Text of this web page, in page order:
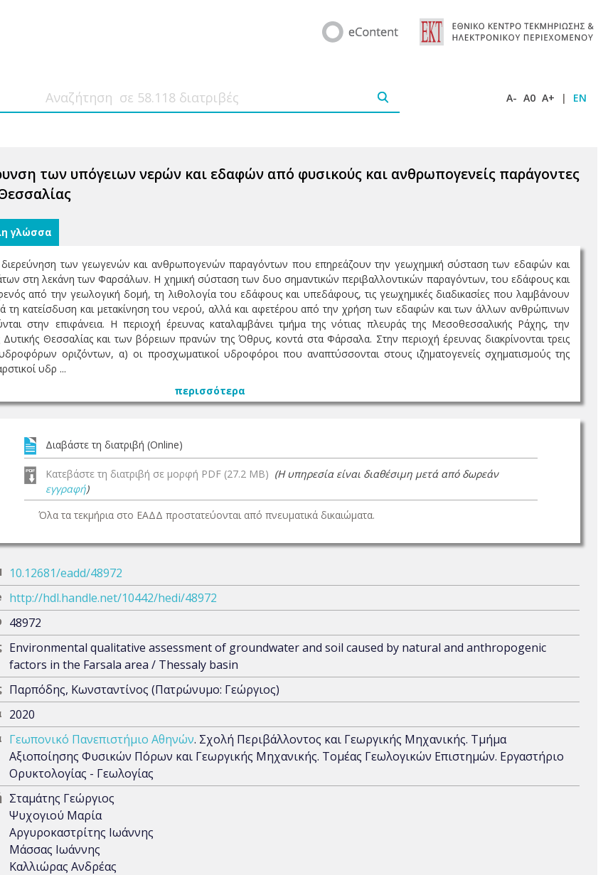
A- A0 A+ | EN
των υπόγειων νερών και εδαφών από φυσικούς και ανθρωπογενείς παράγοντες
γλώσσα
διερεύνηση των γεωγενών και ανθρωπογενών παραγόντων που επηρεάζουν την γεωχημική σύσταση των εδαφών και
στη λεκάνη των Φαρσάλων. Η χημική σύσταση των δυο σημαντικών περιβαλλοντικών παραγόντων, του εδάφους και
από την γεωλογική δομή, τη λιθολογία του εδάφους και υπεδάφους, τις γεωχημικές διαδικασίες που λαμβάνουν
τη κατείσδυση και μετακίνηση του νερού, αλλά και αφετέρου από την χρήση των εδαφών και των άλλων ανθρώπινων
στην επιφάνεια. Η περιοχή έρευνας καταλαμβάνει τμήμα της νότιας πλευράς της Μεσοθεσσαλικής Ράχης, την
Θεσσαλίας και των βόρειων πρανών της Όθρυς, κοντά στα Φάρσαλα. Στην περιοχή έρευνας διακρίνονται τρεις
οριζόντων, α) οι προσχωµατικοί υδροφόροι που αναπτύσσονται στους ιζηματογενείς σχηματισμούς της
υδρ ...
περισσότερα
Διαβάστε τη διατριβή (Online)
Κατεβάστε τη διατριβή σε μορφή PDF (27.2 MB) (Η υπηρεσία είναι διαθέσιμη μετά από δωρεάν
εγγραφή)
Όλα τα τεκμήρια στο ΕΑΔΔ προστατεύονται από πνευματικά δικαιώματα.
10.12681/eadd/48972
http://hdl.handle.net/10442/hedi/48972
48972
Environmental qualitative assessment of groundwater and soil caused by natural and anthropogenic
factors in the Farsala area / Thessaly basin
Παρπόδης, Κωνσταντίνος (Πατρώνυμο: Γεώργιος)
2020
Γεωπονικό Πανεπιστήμιο Αθηνών. Σχολή Περιβάλλοντος και Γεωργικής Μηχανικής. Τμήμα
Αξιοποίησης Φυσικών Πόρων και Γεωργικής Μηχανικής. Τομέας Γεωλογικών Επιστημών. Εργαστήριο
Ορυκτολογίας - Γεωλογίας
Σταμάτης Γεώργιος
Ψυχογιού Μαρία
Αργυροκαστρίτης Ιωάννης
Μάσσας Ιωάννης
Καλλιώρας Ανδρέας